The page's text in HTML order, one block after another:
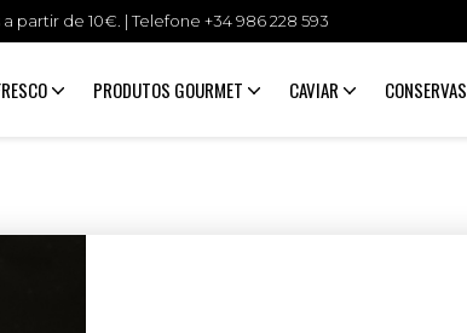
partir de 10€. | Telefone +34986 228 593
PRODUTOS GOURMET CAVIAR CONSERVAS